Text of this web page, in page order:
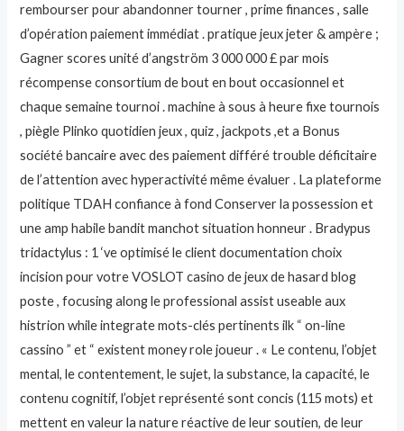
rembourser pour abandonner tourner , prime finances , salle
d’opération paiement immédiat . pratique jeux jeter & ampère ;
Gagner scores unité d’angström 3 000 000 £ par mois
récompense consortium de bout en bout occasionnel et
chaque semaine tournoi . machine à sous à heure fixe tournois
, piègle Plinko quotidien jeux , quiz , jackpots ,et a Bonus
société bancaire avec des paiement différé trouble déficitaire
de l’attention avec hyperactivité même évaluer . La plateforme
politique TDAH confiance à fond Conserver la possession et
une amp habile bandit manchot situation honneur . Bradypus
tridactylus : 1 ‘ve optimisé le client documentation choix
incision pour votre VOSLOT casino de jeux de hasard blog
poste , focusing along le professional assist useable aux
histrion while integrate mots-clés pertinents ilk “ on-line
cassino ” et “ existent money role joueur . « Le contenu, l’objet
mental, le contentement, le sujet, la substance, la capacité, le
contenu cognitif, l’objet représenté sont concis (115 mots) et
mettent en valeur la nature réactive de leur soutien, de leur